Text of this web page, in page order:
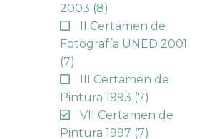
2003 (8)
II Certamen de
Fotografía UNED 2001
(7)
III Certamen de
Pintura 1993 (7)
VII Certamen de
Pintura 1997 (7)